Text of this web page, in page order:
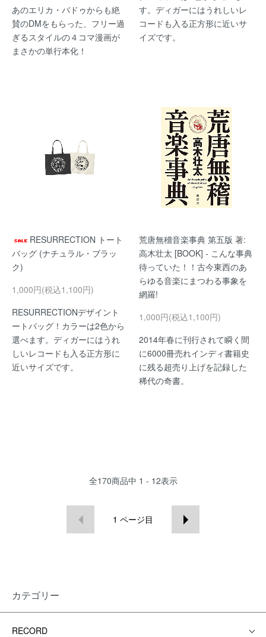
あのエリカ・バドゥからも絶
賛のDMをもらった、フリー過
ぎるスタイルの４コマ漫画が
まさかの単行本化！
す。ディガーにはうれしいレ
コードも入る正方形に近いサ
イズです。
RESURRECTION トート
バッグ (ナチュラル・ブラッ
ク)
1,000円(税込1,100円)
RESURRECTIONデザイント
ートバッグ！カラーは2色から
選べます。ディガーにはうれ
しいレコードも入る正方形に
近いサイズです。
荒唐無稽音楽事典 第五版 著:
高木壮太 [BOOK] - こんな事典
待っていた！！古今東西のあ
らゆる音楽にまつわる事象を
網羅!
1,000円(税込1,100円)
2014年春に刊行されて瞬く間
に6000冊売れインディ書籍史
に残る超売り上げを記録した
稀代の奇書。
全170商品中 1 - 12表示
1 ページ目
カテゴリー
RECORD